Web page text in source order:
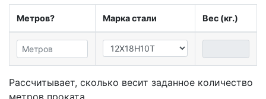
Метров? Марка стали Вес (кг.)
Рассчитывает, сколько весит заданное количество
метров проката.